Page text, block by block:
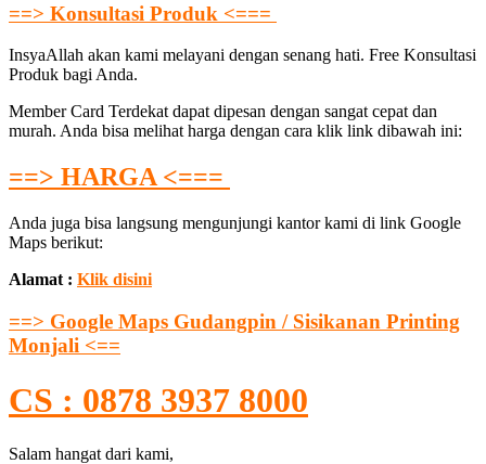
==> Konsultasi Produk <===
InsyaAllah akan kami melayani dengan senang hati. Free Konsultasi
Produk bagi Anda.
Member Card Terdekat dapat dipesan dengan sangat cepat dan
murah. Anda bisa melihat harga dengan cara klik link dibawah ini:
==> HARGA <===
Anda juga bisa langsung mengunjungi kantor kami di link Google
Maps berikut:
Alamat : Klik disini
==> Google Maps Gudangpin / Sisikanan Printing
Monjali <==
CS : 0878 3937 8000
Salam hangat dari kami,